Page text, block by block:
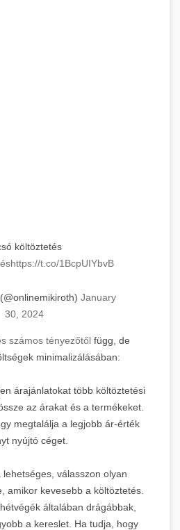
költöztetés
https://t.co/1BcpUIYbvB
January
30, 2024
számos tényezőtőlfügg, de
minimalizálásában:
árajánlatokat több költöztetési
az árakat és a termékeket.
megtalálja a legjobb ár-érték
nyújtó céget.
lehetséges, válasszon olyan
amikor kevesebb a költöztetés.
általában drágábbak,
a kereslet. Ha tudja, hogy